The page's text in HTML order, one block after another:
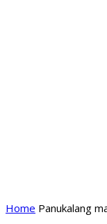
Home Panukalang